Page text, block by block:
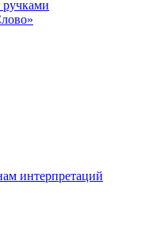
интерпретаций